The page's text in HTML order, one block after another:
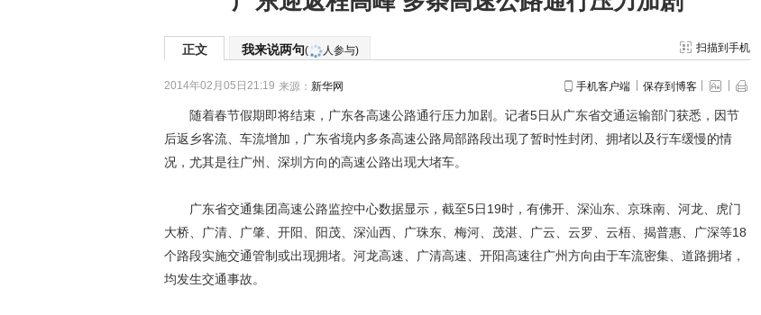
正文 我来说两句( 人参与) 扫描到手机
2014年02月05日21:19 来源： 新华网 手机客户端 保存到博客
随着春节假期即将结束，广东各高速公路通行压力加剧。记者5日从广东省交通运输部门获悉，因节
后返乡客流、车流增加，广东省境内多条高速公路局部路段出现了暂时性封闭、拥堵以及行车缓慢的情
况，尤其是往广州、深圳方向的高速公路出现大堵车。
广东省交通集团高速公路监控中心数据显示，截至5日19时，有佛开、深汕东、京珠南、河龙、虎门
大桥、广清、广肇、开阳、阳茂、深汕西、广珠东、梅河、茂湛、广云、云罗、云梧、揭普惠、广深等18
个路段实施交通管制或出现拥堵。河龙高速、广清高速、开阳高速往广州方向由于车流密集、道路拥堵，
均发生交通事故。